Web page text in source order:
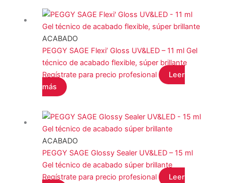
KRYOLAN
MAXYMOVA(0)
NOYLES(0)
PEGGY SAGE (5)
STALEKS(0)
YOSHI
(0)
COLOR del producto
EFECTO del producto
ACABADO
PEGGY SAGE Flexi’ Gloss UV&LED – 11 ml Gel
técnico de acabado flexible, súper brillante
Regístrate para precio profesional
Leer
más
ACABADO
PEGGY SAGE Glossy Sealer UV&LED – 15 ml
Gel técnico de acabado súper brillante
Regístrate para precio profesional
Leer